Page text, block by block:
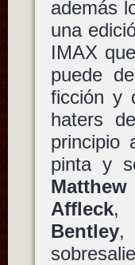
además
una
IMAX
puede
ficción y
haters
principio
pinta y
Affleck
Bentley,